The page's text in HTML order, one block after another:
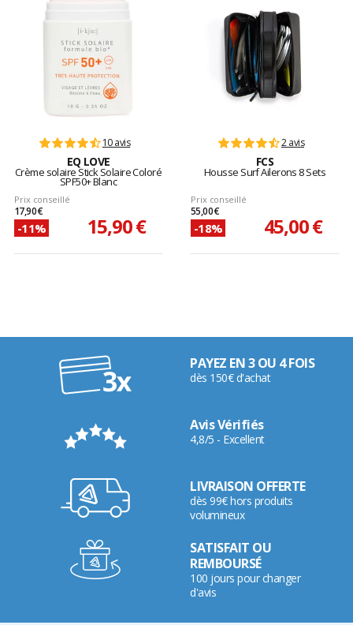
10 avis
EQ LOVE
Crème solaire Stick Solaire Coloré
SPF50+ Blanc
Prix conseillé
17,90 €
-11% 15,90 €
2 avis
FCS
Housse Surf Ailerons 8 Sets
Prix conseillé
55,00 €
-18% 45,00 €
PAYEZ EN 3 OU 4 FOIS
dès 150€ d'achat
Avis Vérifiés
4,8/5 - Excellent
LIVRAISON OFFERTE
dès 99€ hors produits
volumineux
SATISFAIT OU
REMBOURSÉ
100 jours pour changer
d'avis